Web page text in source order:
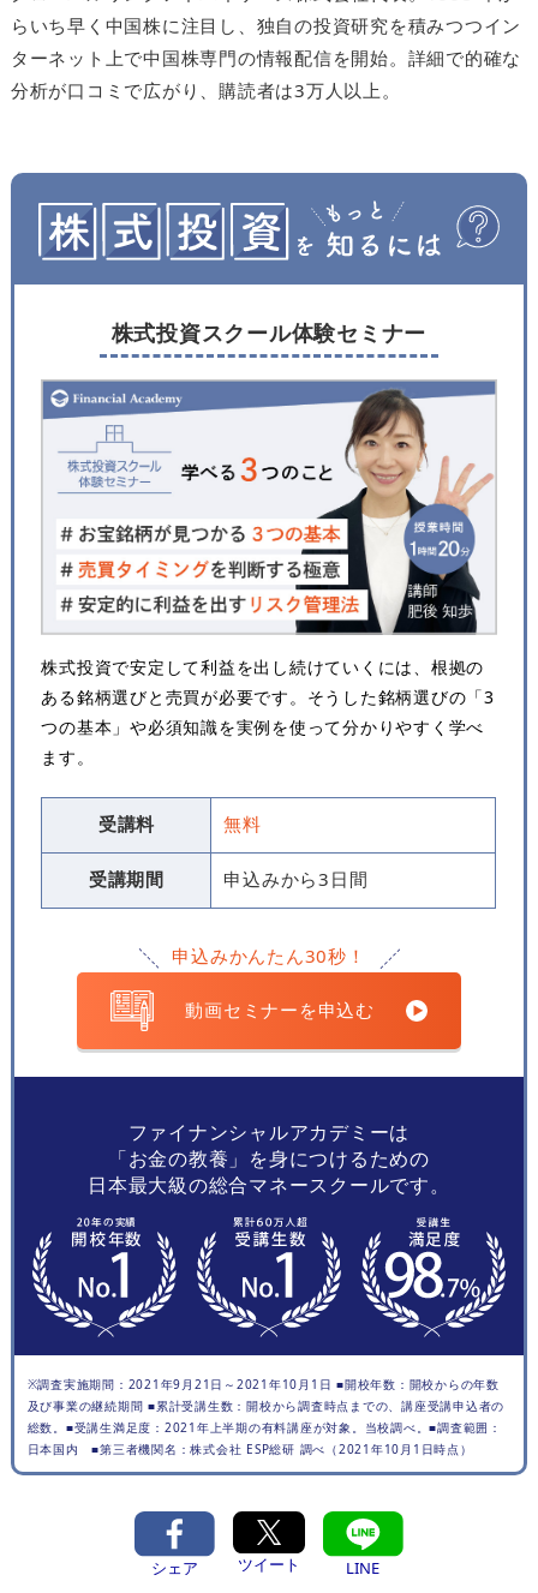
らいち早く中国株に注目し、独自の投資研究を積みつつイン
ターネット上で中国株専門の情報配信を開始。詳細で的確な
分析が口コミで広がり、購読者は3万人以上。
株式投資スクール体験セミナー
株式投資で安定して利益を出し続けていくには、根拠の
ある銘柄選びと売買が必要です。そうした銘柄選びの「3
つの基本」や必須知識を実例を使って分かりやすく学べ
ます。
受講料 無料
受講期間 申込みから3日間
申込みかんたん30秒！
動画セミナーを申込む
ファイナンシャルアカデミーは
「お金の教養」を身につけるための
日本最大級の総合マネースクールです。
※調査実施期間：2021年9月21日～2021年10月1日 ■開校年数：開校からの年数
及び事業の継続期間 ■累計受講生数：開校から調査時点までの、講座受講申込者の
総数。■受講生満足度：2021年上半期の有料講座が対象。当校調べ。■調査範囲：
日本国内 ■第三者機関名：株式会社 ESP総研 調べ（2021年10月1日時点）
シェア ツイート LINE